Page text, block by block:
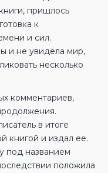
пришлось
к
и сил.
и не увидела мир,
несколько
комментариев,
в итоге
книгой и издал ее.
под названием
положила